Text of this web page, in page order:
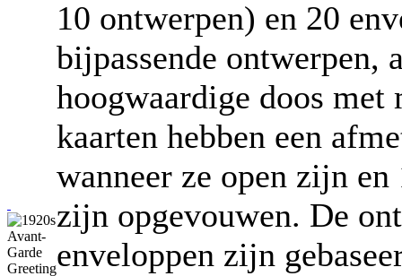
10 ontwerpen) en 20
bijpassende ontwerpen,
hoogwaardige doos
kaarten hebben een
wanneer ze open zijn
zijn opgevouwen. De
enveloppen zijn